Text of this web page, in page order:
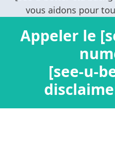
Appeler le
[see-u-